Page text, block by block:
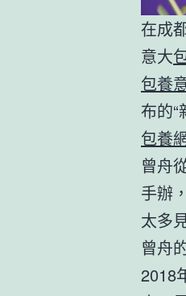
在成
意大
包養
布的“
包養
曾舟
手辦
太多
曾舟
2018